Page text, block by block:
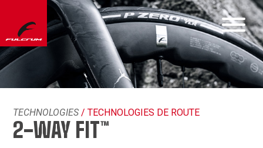
TECHNOLOGIES / TECHNOLOGIES DE ROUTE
2-WAY FIT™